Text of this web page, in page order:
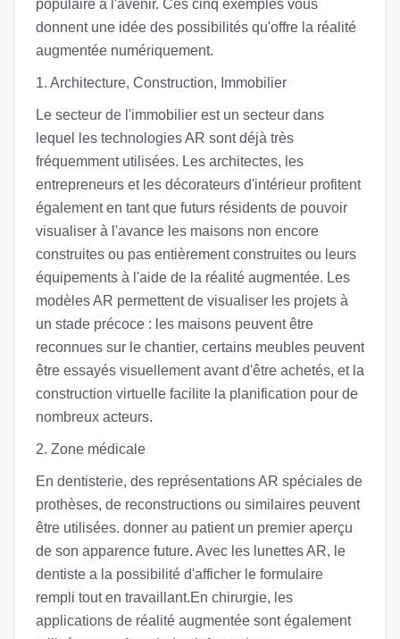
populaire à l'avenir. Ces cinq exemples vous
donnent une idée des possibilités qu'offre la réalité
augmentée numériquement.
1. Architecture, Construction, Immobilier
Le secteur de l'immobilier est un secteur dans
lequel les technologies AR sont déjà très
fréquemment utilisées. Les architectes, les
entrepreneurs et les décorateurs d'intérieur profitent
également en tant que futurs résidents de pouvoir
visualiser à l'avance les maisons non encore
construites ou pas entièrement construites ou leurs
équipements à l'aide de la réalité augmentée. Les
modèles AR permettent de visualiser les projets à
un stade précoce : les maisons peuvent être
reconnues sur le chantier, certains meubles peuvent
être essayés visuellement avant d'être achetés, et la
construction virtuelle facilite la planification pour de
nombreux acteurs.
2. Zone médicale
En dentisterie, des représentations AR spéciales de
prothèses, de reconstructions ou similaires peuvent
être utilisées. donner au patient un premier aperçu
de son apparence future. Avec les lunettes AR, le
dentiste a la possibilité d'afficher le formulaire
rempli tout en travaillant.En chirurgie, les
applications de réalité augmentée sont également